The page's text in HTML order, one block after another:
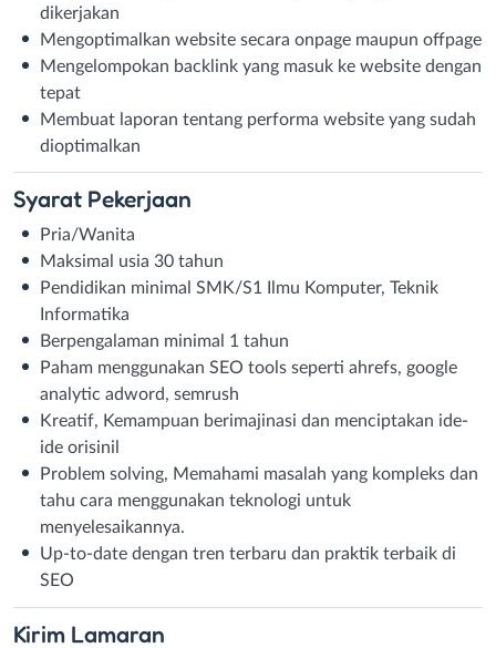
dikerjakan
Mengoptimalkan website secara onpage maupun offpage
Mengelompokan backlink yang masuk ke website dengan
tepat
Membuat laporan tentang performa website yang sudah
dioptimalkan
Syarat Pekerjaan
Pria/Wanita
Maksimal usia 30 tahun
Pendidikan minimal SMK/S1 Ilmu Komputer, Teknik
Informatika
Berpengalaman minimal 1 tahun
Paham menggunakan SEO tools seperti ahrefs, google
analytic adword, semrush
Kreatif, Kemampuan berimajinasi dan menciptakan ide-
ide orisinil
Problem solving, Memahami masalah yang kompleks dan
tahu cara menggunakan teknologi untuk
menyelesaikannya.
Up-to-date dengan tren terbaru dan praktik terbaik di
SEO
Kirim Lamaran